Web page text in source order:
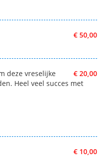
€ 50,00
€ 20,00
deze vreselijke
Heel veel succes met
€ 10,00